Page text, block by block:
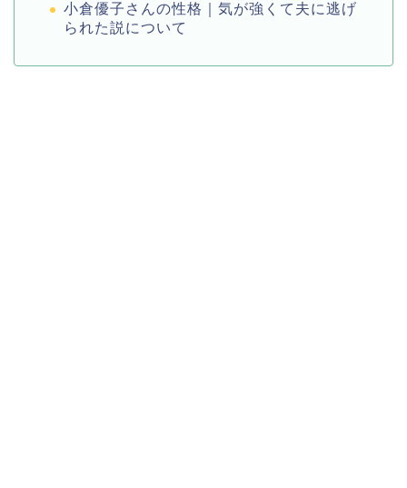
小倉優子さんの性格｜気が強くて夫に逃げ
られた説について